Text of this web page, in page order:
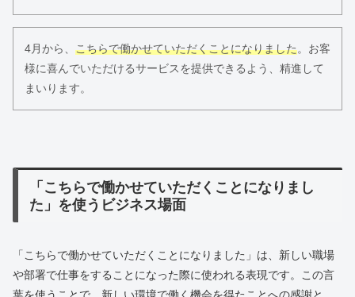
4月から、 こちらで働かせていただくことになりました。お客
様に喜んでいただけるサービスを提供できるよう、精進して
まいります。
「こちらで働かせていただくことになりまし
た」を使うビジネス場面
「こちらで働かせていただくことになりました」は、新しい職場
や部署で仕事をすることになった際に使われる表現です。この言
葉を使うことで、新しい環境で働く機会を得たことへの感謝と、